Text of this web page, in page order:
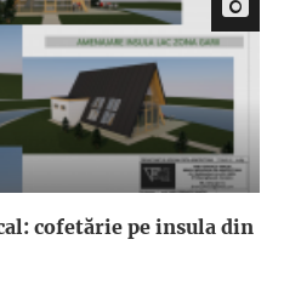
cofetărie pe insula din